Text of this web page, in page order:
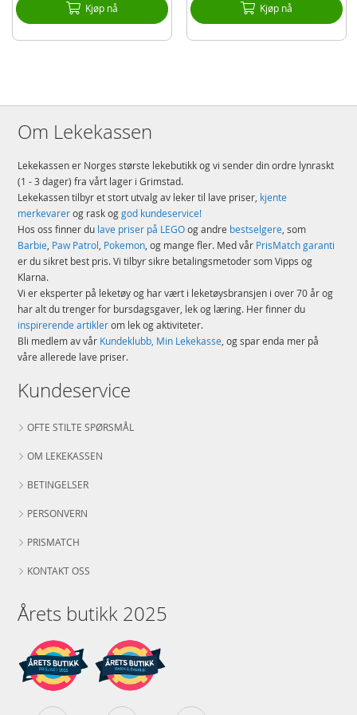
Kjøp nå Kjøp nå
Om Lekekassen
Lekekassen er Norges største lekebutikk og vi sender din ordre lynraskt
(1 - 3 dager) fra vårt lager i Grimstad.
Lekekassen tilbyr et stort utvalg av leker til lave priser, kjente
merkevarerog rask oggod kundeservice!
Hos oss finner du lave priser på LEGOog andre bestselgere, som
Barbie, Paw Patrol, Pokemon, og mange fler. Med vår PrisMatch garanti
er du sikret best pris. Vi tilbyr sikre betalingsmetoder som Vipps og
Klarna.
Vi er eksperter på leketøy og har vært i leketøysbransjen i over 70 år og
har alt du trenger for bursdagsgaver, lek og læring. Her finner du
inspirerende artiklerom lek og aktiviteter.
Bli medlem av vår Kundeklubb, Min Lekekasse, og spar enda mer på
våre allerede lave priser.
Kundeservice
OFTE STILTE SPØRSMÅL
OM LEKEKASSEN
BETINGELSER
PERSONVERN
PRISMATCH
KONTAKT OSS
Årets butikk 2025